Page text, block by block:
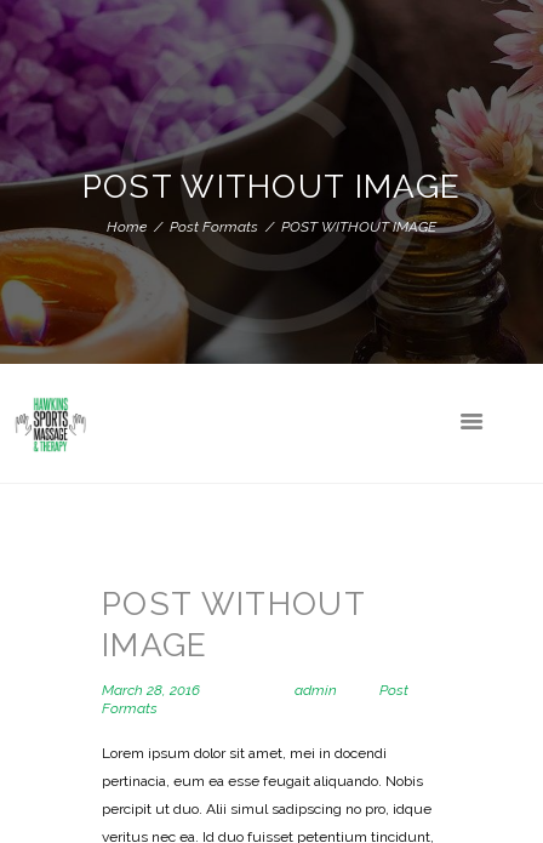
POST WITHOUT IMAGE
Home Post Formats POST WITHOUT IMAGE
POST WITHOUT
IMAGE
March 28, 2016 admin
Post
Formats
Lorem ipsum dolor sit amet, mei in docendi
pertinacia, eum ea esse feugait aliquando. Nobis
percipit ut duo. Alii simul sadipscing no pro, idque
veritus nec ea. Id duo fuisset petentium tincidunt,